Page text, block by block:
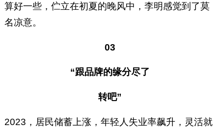
算好一些，伫立在初夏的晚风中，李明感觉到了莫
名凉意。
03
“跟品牌的缘分尽了
转吧”
2023，居民储蓄上涨，年轻人失业率飙升，灵活就